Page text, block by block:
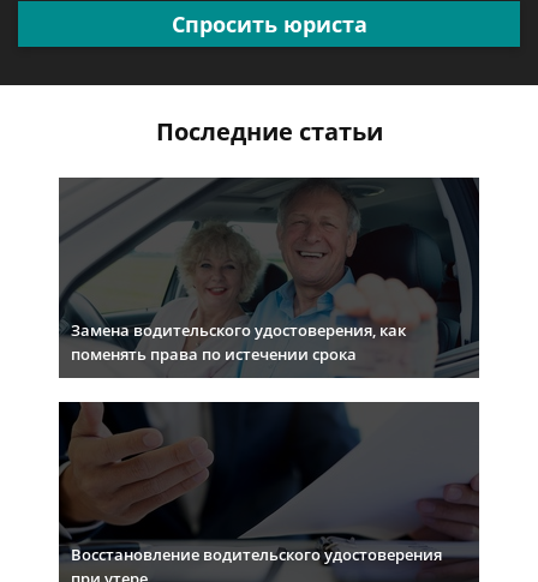
Спросить юриста
Последние статьи
Замена водительского удостоверения, как
поменять права по истечении срока
Восстановление водительского удостоверения